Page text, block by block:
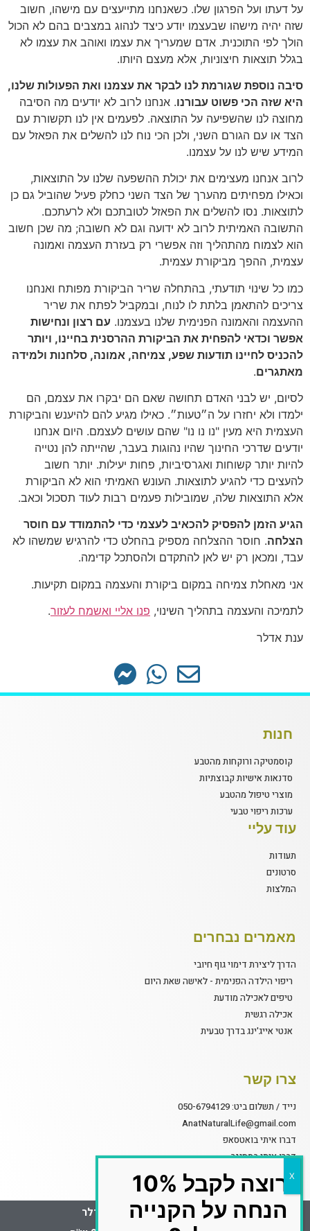
על דעתו ועל הפרגון שלו. כשאנחנו מתייעצים עם מישהו, חשוב
שזה יהיה מישהו שבעצמו יודע כיצד לנהוג במצבים בהם לא הכול
הולך לפי התוכנית. אדם שמעריך את עצמו ואוהב את עצמו לא
בגלל תוצאות חיצוניות, אלא מעצם היותו.
סיבה נוספת שגורמת לנו לבקר את עצמנו ואת הפעולות שלנו,
היא שזה הכי פשוט עבורנו. אנחנו לרוב לא יודעים מה הסיבה
מחוצה לנו שהשפיעה על התוצאה. לפעמים אין לנו תקשורת עם
הצד או עם הגורם השני, ולכן הכי נוח לנו להשלים את הפאזל עם
המידע שיש לנו על עצמנו.
לרוב אנחנו מעצימים את יכולת ההשפעה שלנו על התוצאות,
וכאילו מפחיתים מהערך של הצד השני כחלק פעיל שהוביל גם כן
לתוצאות. נסו להשלים את הפאזל לטובתכם ולא לרעתכם.
התשובה האמיתית לרוב לא ידועה וגם לא חשובה; מה שכן חשוב
הוא לצמוח מהתהליך וזה אפשרי רק בעזרת העצמה ואמונה
עצמית, ההפך מביקורת עצמית.
כמו כל שינוי תודעתי, בהתחלה שריר הביקורת מפותח ואנחנו
צריכים להתאמן בלתת לו לנוח, ובמקביל לפתח את שריר
ההעצמה והאמונה הפנימית שלנו בעצמנו. עם רצון ונחישות
אפשר וכדאי להפחית את הביקורת ההרסנית בחיינו, ויותר
להכניס לחיינו תודעות שפע, צמיחה, אמונה, סלחנות ולמידה
מאתגרים.
לסיום, יש לבני האדם תחושה שאם הם יבקרו את עצמם, הם
ילמדו ולא יחזרו על ה״טעות״. כאילו מגיע להם להיענש והביקורת
העצמית היא מעין "נו נו נו" שהם עושים לעצמם. היום אנחנו
יודעים שדרכי החינוך שהיו נהוגות בעבר, שהייתה להן נטייה
להיות יותר קשוחות ואגרסיביות, פחות יעילות. יותר חשוב
להעצים כדי להגיע לתוצאות. העונש האמיתי הוא לא הביקורת
אלא התוצאות שלה, שמובילות פעמים רבות לעוד תסכול וכאב.
הגיע הזמן להפסיק להכאיב לעצמי כדי להתמודד עם חוסר
הצלחה. חוסר ההצלחה מספיק בהחלט כדי להרגיש שמשהו לא
עבד, ומכאן רק יש לאן להתקדם ולהסתכל קדימה.
אני מאחלת צמיחה במקום ביקורת והעצמה במקום תקיעות.
לתמיכה והעצמה בתהליך השינוי, פנו אליי ואשמח לעזור.
ענת אדלר
חנות
קוסמטיקה ורוקחות מהטבע
סדנאות אישיות קבוצתיות
מוצרי טיפול מהטבע
ערכות ריפוי טבעי
עוד עליי
תעודות
סרטונים
המלצות
מאמרים נבחרים
הדרך ליצירת דימוי גוף חיובי
ריפוי הילדה הפנימית - לאישה שאת היום
טיפים לאכילה מודעת
אכילה רגשית
אנטי אייג'ינג בדרך טבעית
צרו קשר
נייד / תשלום ביט: 050-6794129
AnatNaturalLife@gmail.com
דברו איתי בואטסאפ
דברו איתי במסנגר
קליניקה ביהוד מונוסון
COPYRIGHT © 2023 ענת אדלר
רוצה לקבל 10%
הנחה על הקנייה